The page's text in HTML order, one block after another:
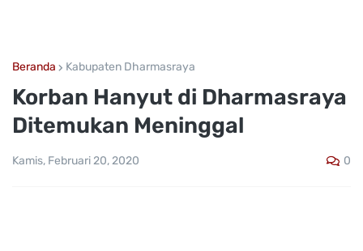
Beranda Kabupaten Dharmasraya
Korban Hanyut di Dharmasraya
Ditemukan Meninggal
Kamis, Februari 20, 2020 0